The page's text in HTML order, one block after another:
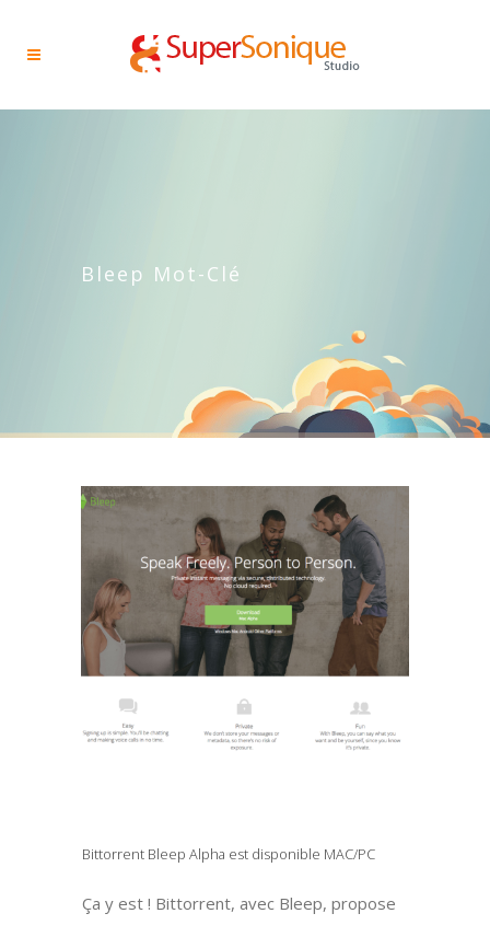
Bleep Mot-Clé
Bittorrent Bleep Alpha est disponible MAC/PC
Ça y est ! Bittorrent, avec Bleep, propose